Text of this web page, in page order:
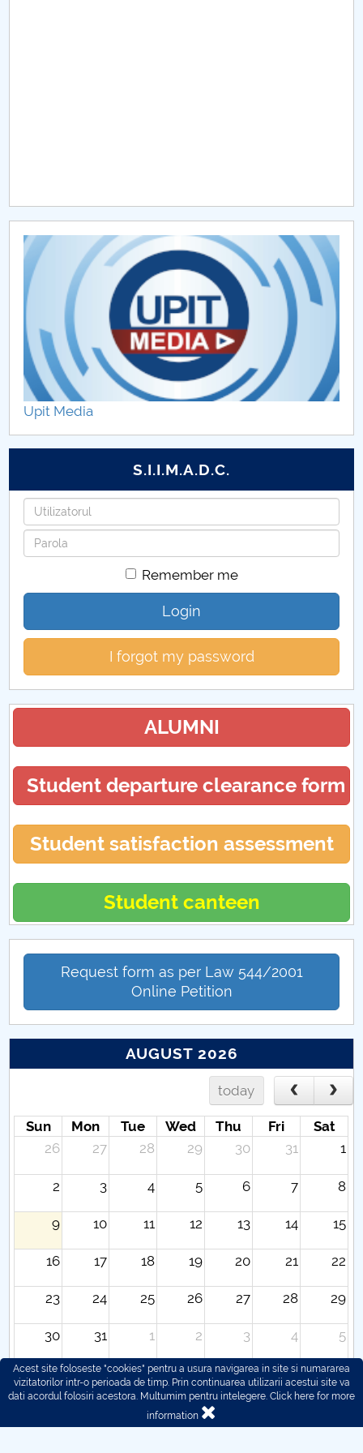
CAR2026
MENIU CANTINA
Concepția și Managementul Proiectării
Automobilelor (CMPA)
Automotive Engineering for Sustainable Mobility
Transporturi și Siguranță Rutieră
Upit Media
S.I.I.M.A.D.C.
Username
Password
Remember me
Login
I forgot my password
ALUMNI
Student departure clearance form
Student satisfaction assessment
Student canteen
Request form as per Law 544/2001
Online Petition
AUGUST 2026
today
Sun Mon Tue Wed Thu Fri
Sat
26
27 28 29 30 31 1
2 3 4 5 6 7 8
9 10 11 12 13 14 15
16 17 18 19 20 21 22
23 24 25 26 27 28 29
30 31 1 2 3 4 5
Acest site foloseste "cookies" pentru a usura navigarea in site si numararea
vizitatorilor intr-o perioada de timp. Prin continuarea utilizarii acestui site va
dati acordul folosiri acestora. Multumim pentru intelegere. Click here for more
information